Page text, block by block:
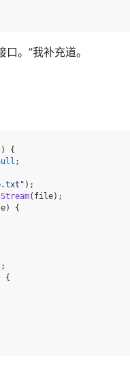
。”我补充道。
{
;
);
(file);
e) {
{